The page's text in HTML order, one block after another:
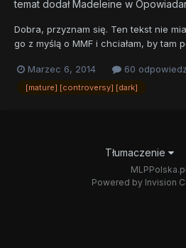
temat dodałMadeleine w
Dobra, przyznam się. Ten tekst nie
go z myślą o MMF i chciałam, by tam
przedłużając. Opis: Chcąc za
rządzącą Equestrią,...
Marzec 6, 2014 60
[mature] [controversy] [dark]
Tłumaczenie
MLPPolska.pl
Powered by Invision